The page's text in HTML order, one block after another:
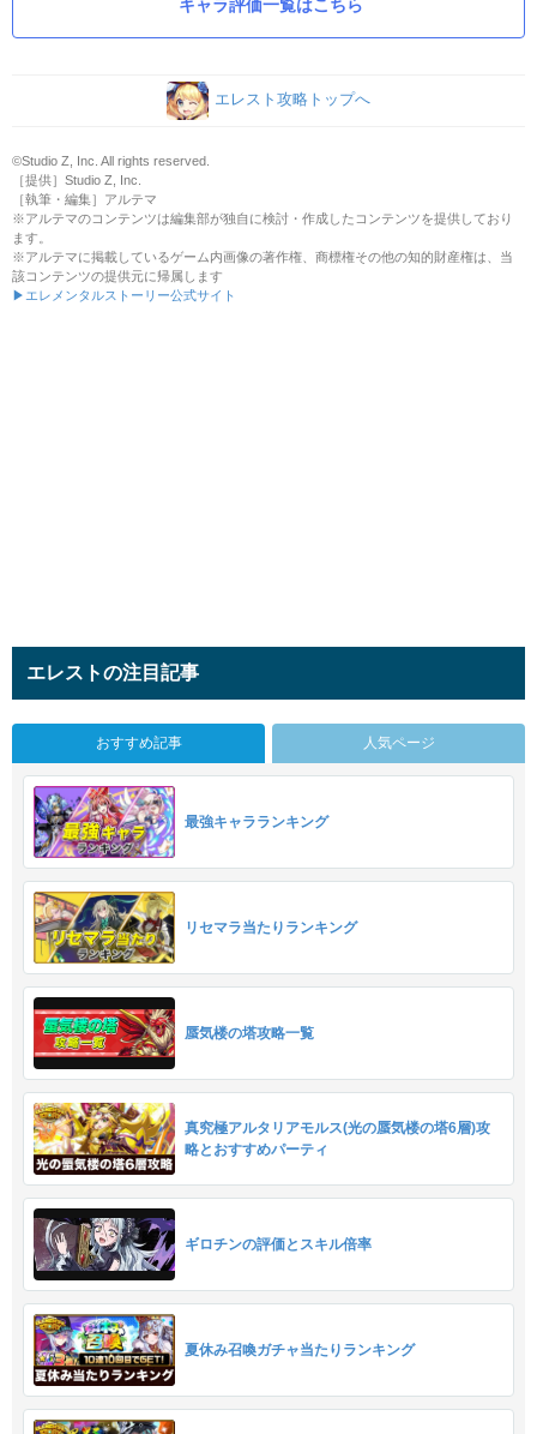
キャラ評価一覧はこちら
エレスト攻略トップへ
©Studio Z, Inc. All rights reserved.
［提供］Studio Z, Inc.
［執筆・編集］アルテマ
※アルテマのコンテンツは編集部が独自に検討・作成したコンテンツを提供しており
ます。
※アルテマに掲載しているゲーム内画像の著作権、商標権その他の知的財産権は、当
該コンテンツの提供元に帰属します
▶エレメンタルストーリー公式サイト
エレストの注目記事
おすすめ記事 人気ページ
最強キャラランキング
リセマラ当たりランキング
蜃気楼の塔攻略一覧
真究極アルタリアモルス(光の蜃気楼の塔6層)攻
略とおすすめパーティ
ギロチンの評価とスキル倍率
夏休み召喚ガチャ当たりランキング